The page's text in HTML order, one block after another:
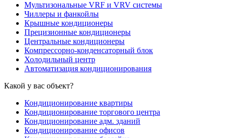
Мультизональные VRF и VRV системы
Чиллеры и фанкойлы
Крышные кондиционеры
Прецизионные кондиционеры
Центральные кондиционеры
Компрессорно-конденсаторный блок
Холодильный центр
Автоматизация кондиционирования
Какой у вас объект?
Кондиционирование квартиры
Кондиционирование торгового центра
Кондиционирование адм. зданий
Кондиционирование офисов